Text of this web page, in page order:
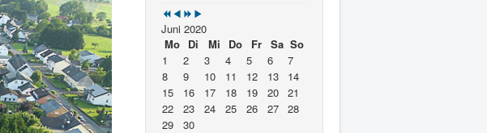
Juni 2020
Mo
Di Mi Do Fr Sa So
1
2 3 4 5 6
7
8
9 10 11 12 13
14
15
16 17 18 19 20 21
22
23 24 25 26 27 28
29
30